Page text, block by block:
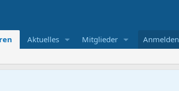
Aktuelles Mitglieder Anmelden